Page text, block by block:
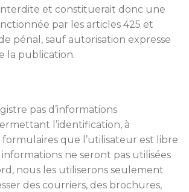
et constituerait donc une
par les articles 425 et
pénal, sauf autorisation expresse
la publication.
pas d’informations
l’identification, à
formulaires que l’utilisateur est libre
ne seront pas utilisées
nous les utiliserons seulement
des courriers, des brochures,